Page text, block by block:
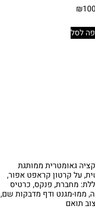
₪
לסל
גאומטרית ממותגת
על קרטון קראפט אפור,
מחברת, פנקס, כרטיס
ממו-מגנט ודף מדבקות שם,
תואם